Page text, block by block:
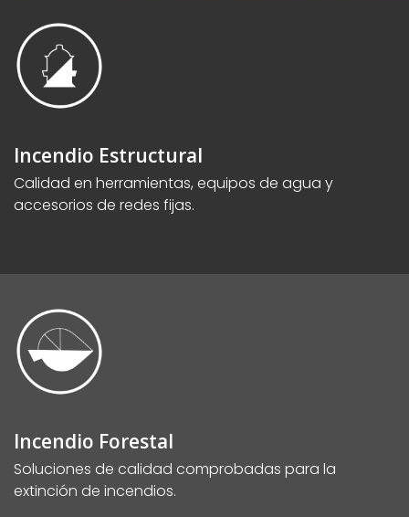
Incendio Estructural
Calidad en herramientas, equipos de agua y
accesorios de redes fijas.
Incendio Forestal
Soluciones de calidad comprobadas para la
extinción de incendios.